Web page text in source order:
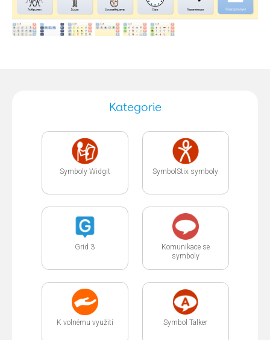
Kategorie
Symboly Widgit SymbolStix symboly
Grid 3
Komunikace se
symboly
K volnému využití Symbol Talker